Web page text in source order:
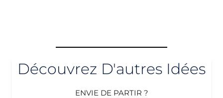
Découvrez D'autres Idées
ENVIE DE PARTIR ?